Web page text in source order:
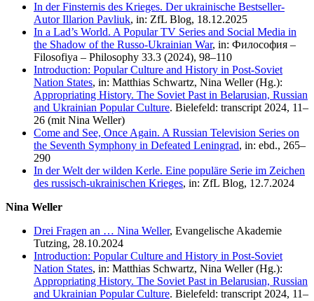
In der Finsternis des Krieges. Der ukrainische Bestseller-
Autor Illarion Pavliuk, in: ZfL Blog, 18.12.2025
In a Lad’s World. A Popular TV Series and Social Media in
the Shadow of the Russo-Ukrainian War, in: Философия –
Filosofiya – Philosophy 33.3 (2024), 98–110
Introduction: Popular Culture and History in Post-Soviet
Nation States, in: Matthias Schwartz, Nina Weller (Hg.):
Appropriating History. The Soviet Past in Belarusian, Russian
and Ukrainian Popular Culture. Bielefeld: transcript 2024, 11–
26 (mit Nina Weller)
Come and See, Once Again. A Russian Television Series on
the Seventh Symphony in Defeated Leningrad, in: ebd., 265–
290
In der Welt der wilden Kerle. Eine populäre Serie im Zeichen
des russisch-ukrainischen Krieges, in: ZfL Blog, 12.7.2024
Nina Weller
Drei Fragen an … Nina Weller, Evangelische Akademie
Tutzing, 28.10.2024
Introduction: Popular Culture and History in Post-Soviet
Nation States, in: Matthias Schwartz, Nina Weller (Hg.):
Appropriating History. The Soviet Past in Belarusian, Russian
and Ukrainian Popular Culture. Bielefeld: transcript 2024, 11–